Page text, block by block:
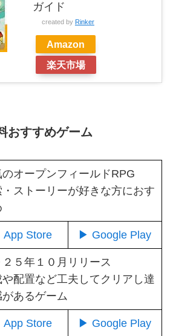
ガイド
created by Rinker
Amazon
楽天市場
おすすめゲーム
のオープンフィールドRPG
ストーリーが好きな方におす
App Store ▶ Google Play
２５年１０月リリース
配置など工夫してクリアし達
があるゲーム
App Store ▶ Google Play